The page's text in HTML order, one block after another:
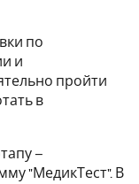
по
и
пройти
в
–
"МедикТест". В